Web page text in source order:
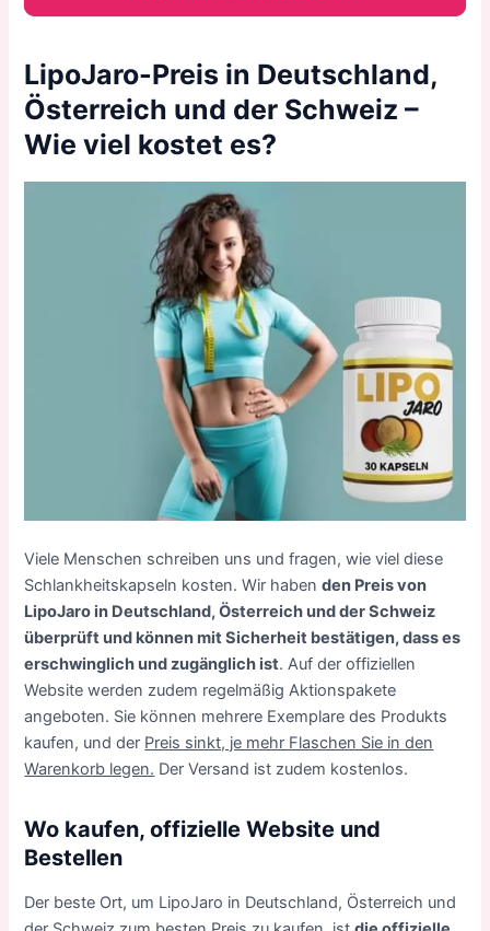
LipoJaro-Preis in Deutschland,
Österreich und der Schweiz –
Wie viel kostet es?
Viele Menschen schreiben uns und fragen, wie viel diese
Schlankheitskapseln kosten. Wir habenden Preis von
LipoJaro in Deutschland, Österreich und der Schweiz
überprüft und können mit Sicherheit bestätigen, dass es
erschwinglich und zugänglich ist. Auf der offiziellen
Website werden zudem regelmäßig Aktionspakete
angeboten. Sie können mehrere Exemplare des Produkts
kaufen, und der Preis sinkt, je mehr Flaschen Sie in den
Warenkorb legen. Der Versand ist zudem kostenlos.
Wo kaufen, offizielle Website und
Bestellen
Der beste Ort, um LipoJaro in Deutschland, Österreich und